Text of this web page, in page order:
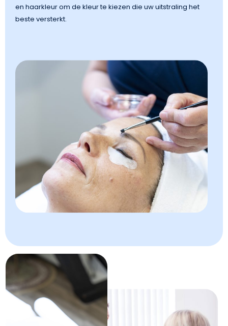
en haarkleur om de kleur te kiezen die uw uitstraling het
beste versterkt.